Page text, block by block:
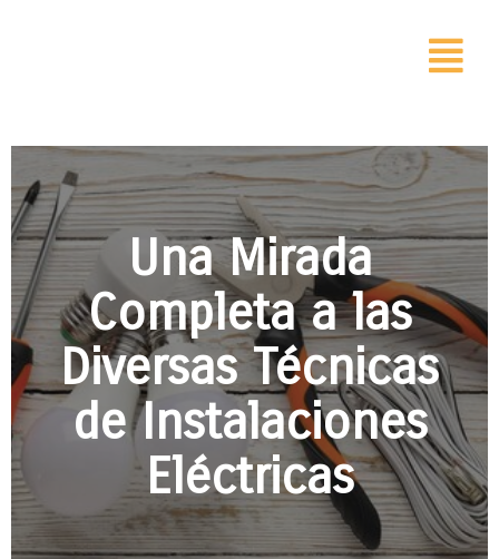
Una Mirada
Completa a las
Diversas Técnicas
de Instalaciones
Eléctricas